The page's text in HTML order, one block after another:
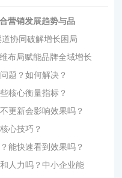
营销发展趋势与品
协同破解增长困局
布局赋能品牌全域增长
题？如何解决？
核心衡量指标？
更新会影响效果吗？
心技巧？
能快速看到效果吗？
人力吗？中小企业能